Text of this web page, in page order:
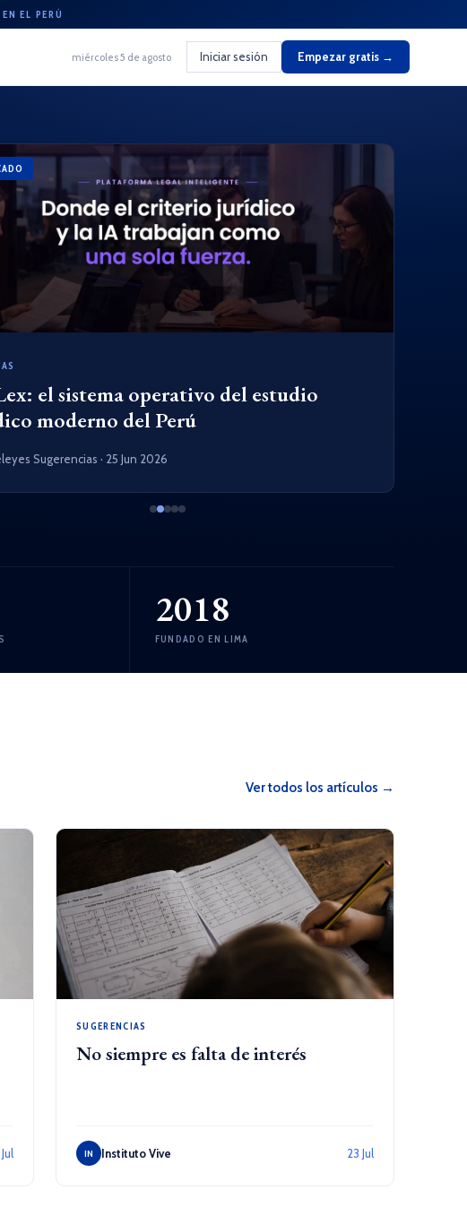
EL PERÚ
miércoles 5 de agosto Iniciar sesión Empezar gratis →
el sistema operativo del estudio
moderno del Perú
Sugerencias · 25 Jun 2026
2018
FUNDADO EN LIMA
Ver todos los artículos →
SUGERENCIAS
No siempre es falta de interés
IN Instituto Vive 23 Jul